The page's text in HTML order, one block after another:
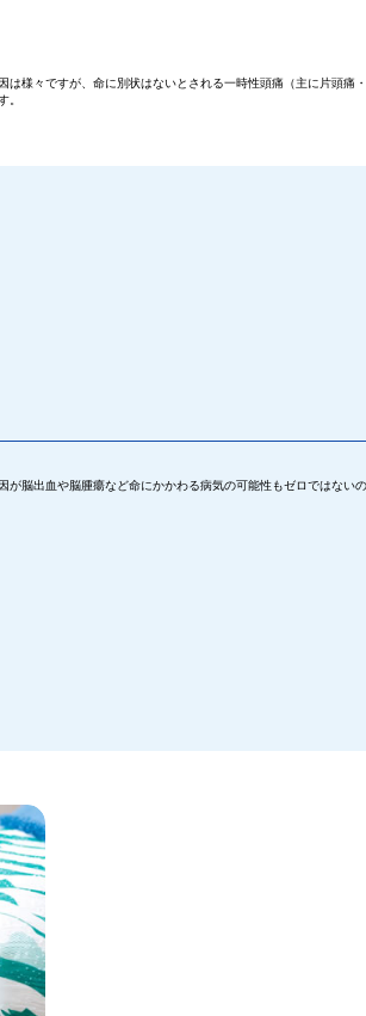
は様々ですが、命に別状はないとされる一時性頭痛（主に片頭
。
脳出血や脳腫瘍など命にかかわる病気の可能性もゼロではない